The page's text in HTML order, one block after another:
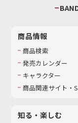
商品情報
商品検索
発売カレンダー
キャラクター
商品関連サイト・
知る・楽しむ